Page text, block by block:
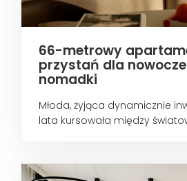
66-metrowy
przystań dla
nomadki
Młoda, żyjąca dynamicznie
lata kursowała między